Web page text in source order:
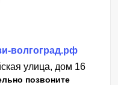
волгоград.рф
улица, дом 16
позвоните